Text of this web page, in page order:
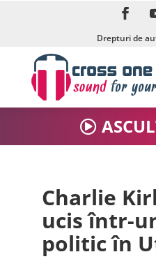
Drepturi de
Charlie
ucis într-
politic în